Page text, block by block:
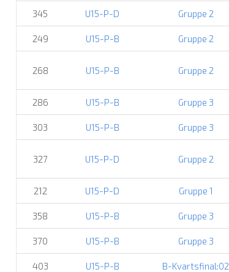
345 U15-P-D Gruppe 2
249 U15-P-B Gruppe 2
268 U15-P-B Gruppe 2
286 U15-P-B Gruppe 3
303 U15-P-B Gruppe 3
327 U15-P-D Gruppe 2
212 U15-P-D Gruppe 1
358 U15-P-B Gruppe 3
370 U15-P-B Gruppe 3
403 U15-P-B B-Kvartsfinal:02